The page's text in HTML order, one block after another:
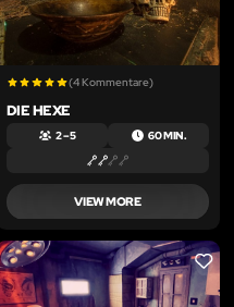
(4 Kommentare)
DIE HEXE
2 – 5 60 MIN.
VIEW MORE
LIKE